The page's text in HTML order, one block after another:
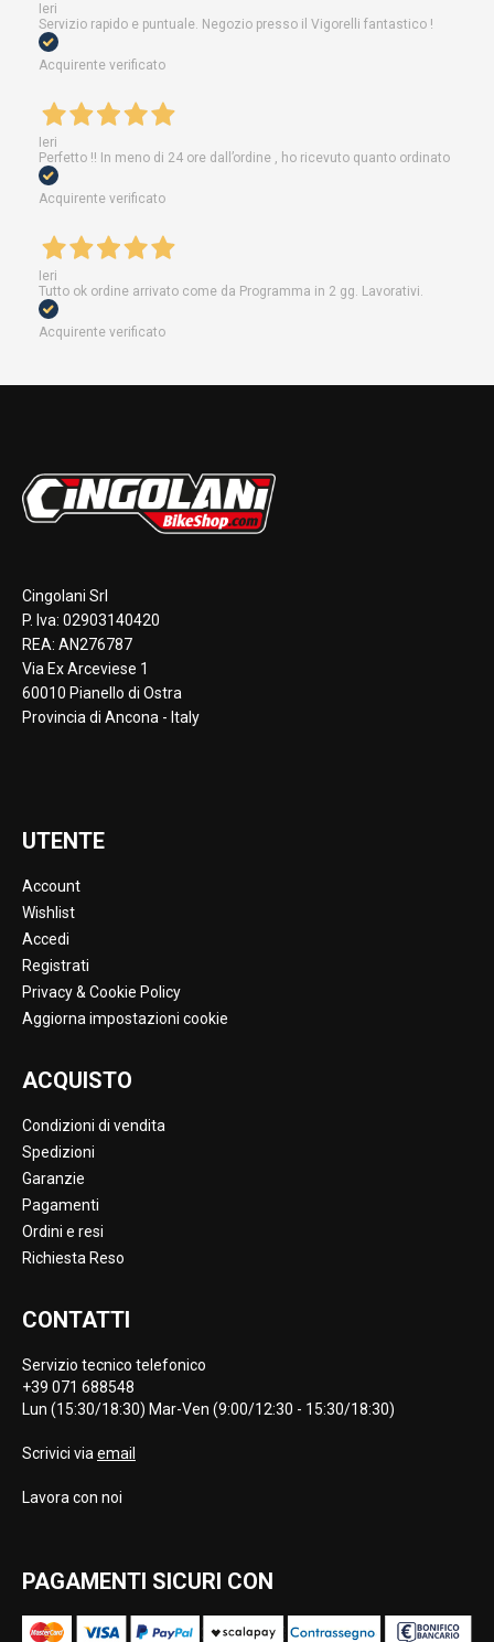
Ieri
Servizio rapido e puntuale. Negozio presso il Vigorelli fantastico !
Acquirente verificato
Ieri
Perfetto !! In meno di 24 ore dall’ordine , ho ricevuto quanto ordinato
Acquirente verificato
Ieri
Tutto ok ordine arrivato come da Programma in 2 gg. Lavorativi.
Acquirente verificato
Cingolani Srl
P. Iva: 02903140420
REA: AN276787
Via Ex Arceviese 1
60010 Pianello di Ostra
Provincia di Ancona - Italy
UTENTE
Account
Wishlist
Accedi
Registrati
Privacy & Cookie Policy
Aggiorna impostazioni cookie
ACQUISTO
Condizioni di vendita
Spedizioni
Garanzie
Pagamenti
Ordini e resi
Richiesta Reso
CONTATTI
Servizio tecnico telefonico
+39 071 688548
Lun (15:30/18:30) Mar-Ven (9:00/12:30 - 15:30/18:30)
Scrivici via email
Lavora con noi
PAGAMENTI SICURI CON